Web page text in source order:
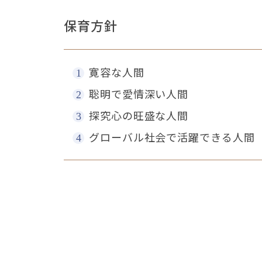
保育方針
寛容な人間
聡明で愛情深い人間
探究心の旺盛な人間
グローバル社会で活躍できる人間